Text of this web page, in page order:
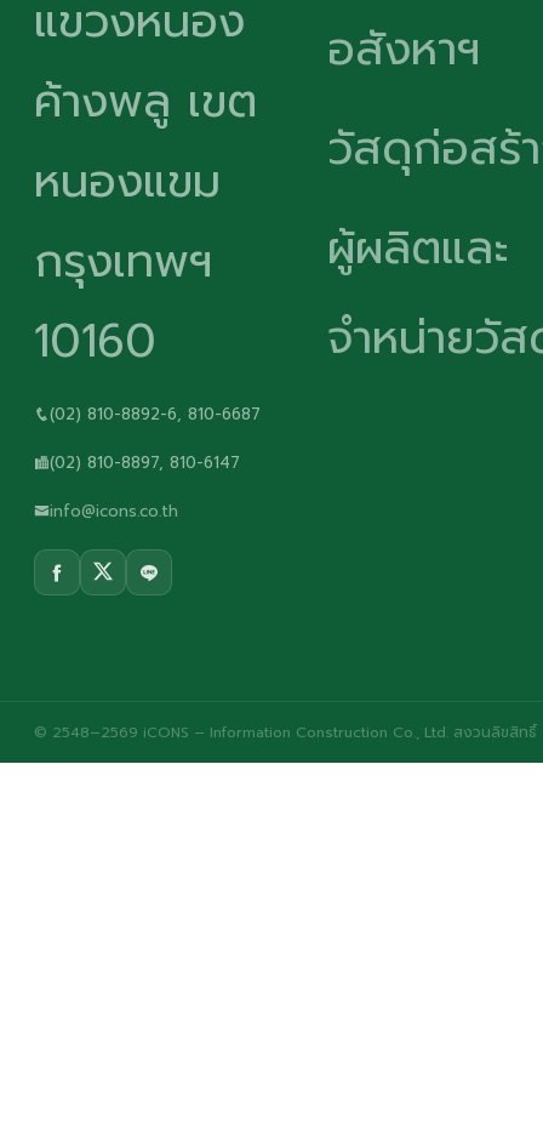
แขวงหนอง
ค้างพลู เขต
หนองแขม
กรุงเทพฯ
10160
(02) 810-8892-6, 810-6687
(02) 810-8897, 810-6147
info@icons.co.th
อสังหาฯ
วัสดุก่อสร้
ผู้ผลิตและ
จำหน่ายวั
© 2548–2569 iCONS – Information Construction Co., Ltd. สงวนลิขสิทธิ์